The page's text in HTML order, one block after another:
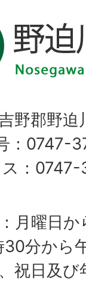
野郡野迫
：0747-
：
月曜日か
30分から
祝日及